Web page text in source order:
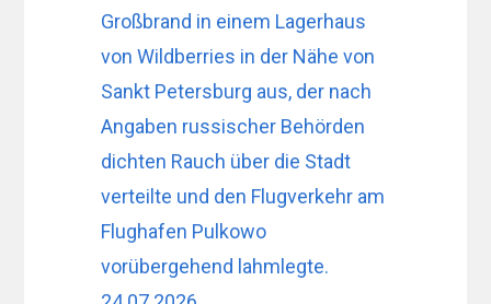
Großbrand in einem Lagerhaus
von Wildberries in der Nähe von
Sankt Petersburg aus, der nach
Angaben russischer Behörden
dichten Rauch über die Stadt
verteilte und den Flugverkehr am
Flughafen Pulkowo
vorübergehend lahmlegte.